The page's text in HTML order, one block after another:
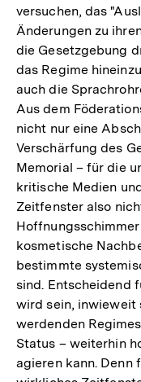
versuchen, das
Änderungen zu
die Gesetzgebung
das Regime
auch die
Aus dem
nicht nur eine
Verschärfung des
Memorial – für die
kritische Medien
Zeitfenster also
kosmetische
bestimmte
sind. Entscheidend
wird sein, inwieweit
werdenden
Status – weiterhin
agieren kann. Denn